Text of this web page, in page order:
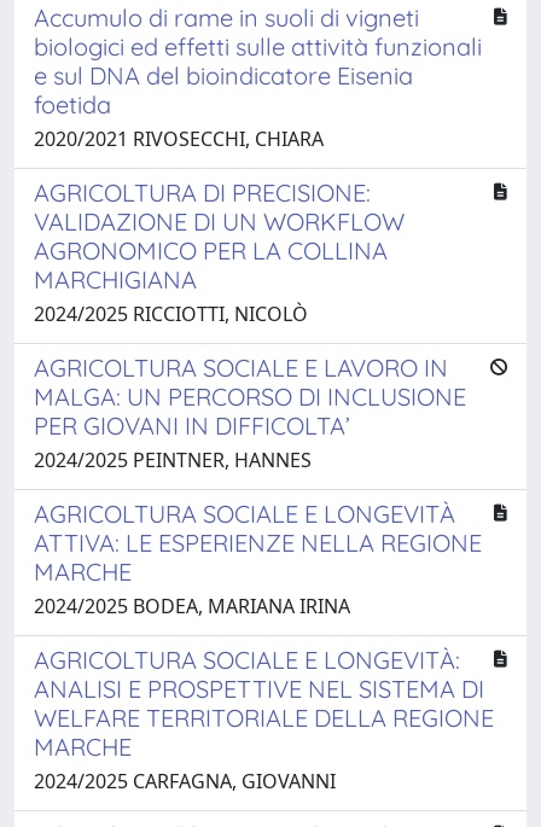
Accumulo di rame in suoli di vigneti
biologici ed effetti sulle attività funzionali
e sul DNA del bioindicatore Eisenia
foetida
2020/2021 RIVOSECCHI, CHIARA
AGRICOLTURA DI PRECISIONE:
VALIDAZIONE DI UN WORKFLOW
AGRONOMICO PER LA COLLINA
MARCHIGIANA
2024/2025 RICCIOTTI, NICOLÒ
AGRICOLTURA SOCIALE E LAVORO IN
MALGA: UN PERCORSO DI INCLUSIONE
PER GIOVANI IN DIFFICOLTA’
2024/2025 PEINTNER, HANNES
AGRICOLTURA SOCIALE E LONGEVITÀ
ATTIVA: LE ESPERIENZE NELLA REGIONE
MARCHE
2024/2025 BODEA, MARIANA IRINA
AGRICOLTURA SOCIALE E LONGEVITÀ:
ANALISI E PROSPETTIVE NEL SISTEMA DI
WELFARE TERRITORIALE DELLA REGIONE
MARCHE
2024/2025 CARFAGNA, GIOVANNI